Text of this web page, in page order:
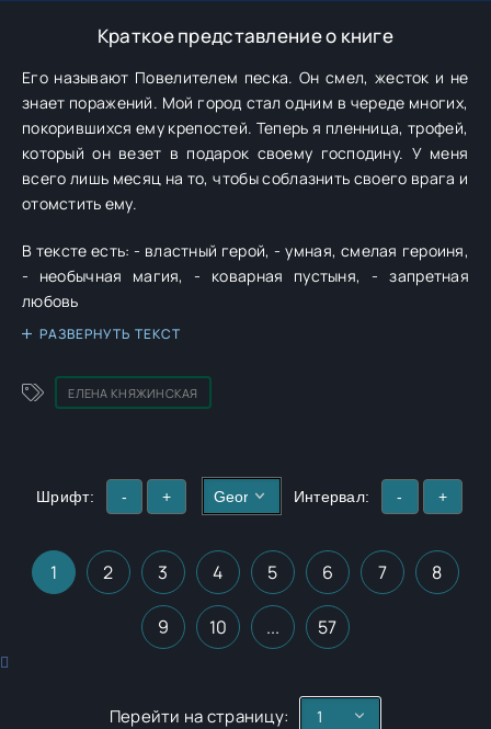
Краткое представление о книге
Его называют Повелителем песка. Он смел, жесток и не
знает поражений. Мой город стал одним в череде многих,
покорившихся ему крепостей. Теперь я пленница, трофей,
который он везет в подарок своему господину. У меня
всего лишь месяц на то, чтобы соблазнить своего врага и
отомстить ему.
В тексте есть: - властный герой, - умная, смелая героиня,
- необычная магия, - коварная пустыня, - запретная
любовь
РАЗВЕРНУТЬ ТЕКСТ
ЕЛЕНА КНЯЖИНСКАЯ
Шрифт: - + Интервал: - +
1 2 3 4 5 6 7 8
9 10 ... 57
Перейти на страницу: